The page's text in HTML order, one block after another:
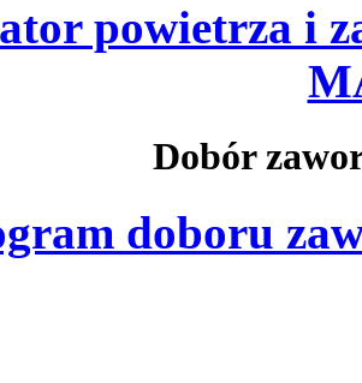
powietrza i
Dobór
doboru